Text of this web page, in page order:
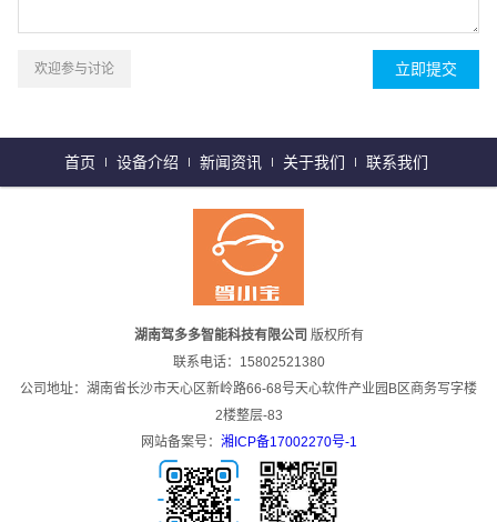
欢迎参与讨论
首页 设备介绍 新闻资讯 关于我们 联系我们
湖南驾多多智能科技有限公司 版权所有
联系电话：15802521380
公司地址：湖南省长沙市天心区新岭路66-68号天心软件产业园B区商务写字楼
2楼整层-83
网站备案号： 湘ICP备17002270号-1